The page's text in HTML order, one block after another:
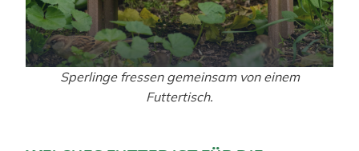
Sperlinge fressen gemeinsam von einem
Futtertisch.